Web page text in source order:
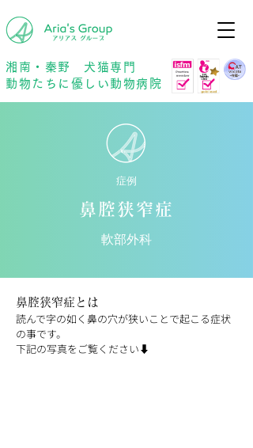
湘南・秦野 犬猫専門
動物たちに優しい動物病院
症例
鼻腔狭窄症
軟部外科
鼻腔狭窄症とは
読んで字の如く鼻の穴が狭いことで起こる症状
の事です。
下記の写真をご覧ください⬇︎